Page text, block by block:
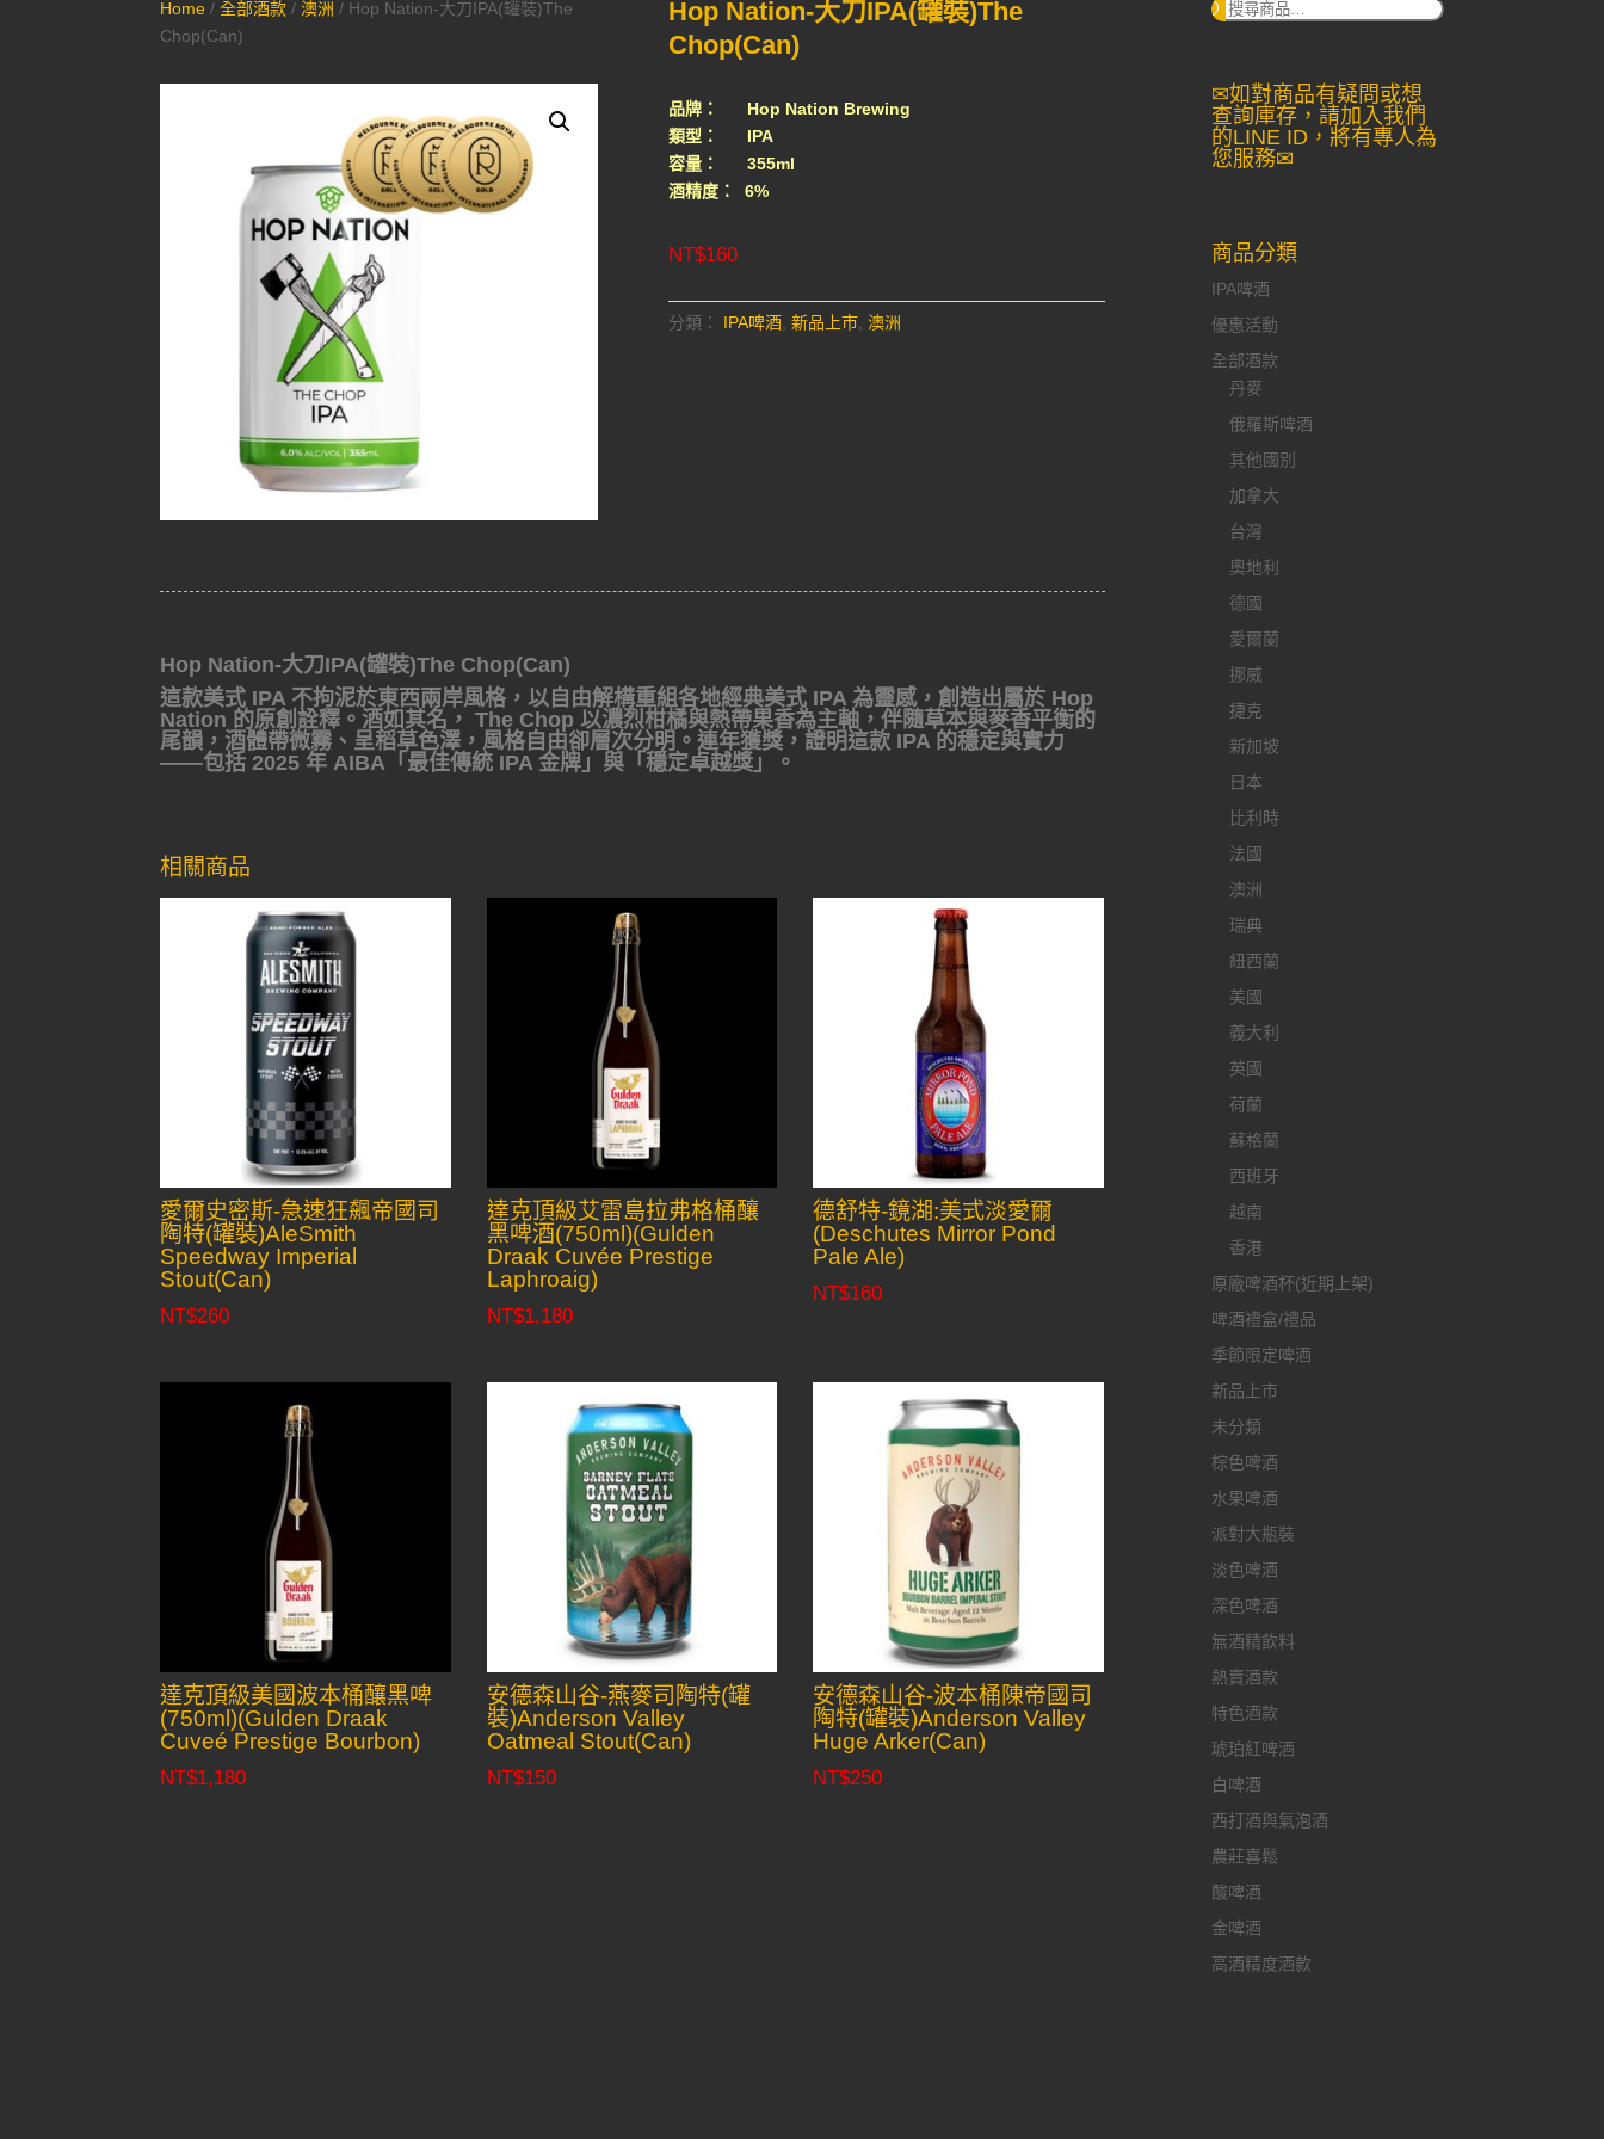
Home /全部酒款 /澳洲 / Hop Nation-大刀IPA(罐裝)The
Chop(Can)
Hop Nation-大刀IPA(罐裝)The
Chop(Can)
品牌： Hop Nation Brewing
類型： IPA
容量： 355ml
酒精度： 6%
NT$160
分類： IPA啤酒, 新品上市, 澳洲
Hop Nation-大刀IPA(罐裝)The Chop(Can)
這款美式 IPA 不拘泥於東西兩岸風格，以自由解構重組各地經典美式 IPA 為靈感，創造出屬於 Hop
Nation 的原創詮釋。酒如其名， The Chop 以濃烈柑橘與熱帶果香為主軸，伴隨草本與麥香平衡的
尾韻，酒體帶微霧、呈稻草色澤，風格自由卻層次分明。連年獲獎，證明這款 IPA 的穩定與實力
——包括 2025 年 AIBA「最佳傳統 IPA 金牌」與「穩定卓越獎」。
相關商品
愛爾史密斯-急速狂飆帝國司
陶特(罐裝)AleSmith
Speedway Imperial
Stout(Can)
NT$260
達克頂級艾雷島拉弗格桶釀
黑啤酒(750ml)(Gulden
Draak Cuvée Prestige
Laphroaig)
NT$1,180
德舒特-鏡湖:美式淡愛爾
(Deschutes Mirror Pond
Pale Ale)
NT$160
達克頂級美國波本桶釀黑啤
(750ml)(Gulden Draak
Cuveé Prestige Bourbon)
NT$1,180
安德森山谷-燕麥司陶特(罐
裝)Anderson Valley
Oatmeal Stout(Can)
NT$150
安德森山谷-波本桶陳帝國司
陶特(罐裝)Anderson Valley
Huge Arker(Can)
NT$250
搜
✉如對商品有疑問或想
查詢庫存，請加入我們
的LINE ID，將有專人為
您服務✉
商品分類
IPA啤酒
優惠活動
全部酒款
丹麥
俄羅斯啤酒
其他國別
加拿大
台灣
奧地利
德國
愛爾蘭
挪威
捷克
新加坡
日本
比利時
法國
澳洲
瑞典
紐西蘭
美國
義大利
英國
荷蘭
蘇格蘭
西班牙
越南
香港
原廠啤酒杯(近期上架)
啤酒禮盒/禮品
季節限定啤酒
新品上市
未分類
棕色啤酒
水果啤酒
派對大瓶裝
淡色啤酒
深色啤酒
無酒精飲料
熱賣酒款
特色酒款
琥珀紅啤酒
白啤酒
西打酒與氣泡酒
農莊喜鬆
酸啤酒
金啤酒
高酒精度酒款